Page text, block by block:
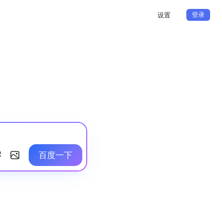
设置 登录
百度一下